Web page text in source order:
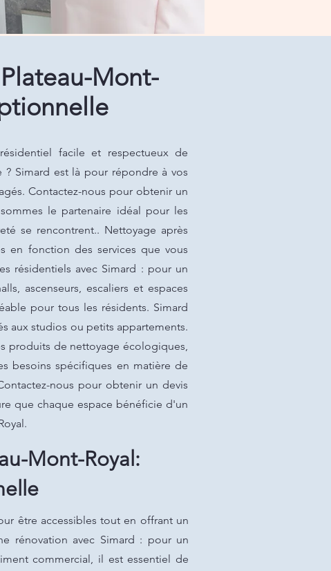
Mont-
facile et respectueux de
Simard est là pour répondre à vos
Contactez-nous pour obtenir un
le partenaire idéal pour les
se rencontrent.. Nettoyage après
en fonction des services que vous
résidentiels avec Simard : pour un
ascenseurs, escaliers et espaces
pour tous les résidents. Simard
aux studios ou petits appartements.
produits de nettoyage écologiques,
besoins spécifiques en matière de
nous pour obtenir un devis
que chaque espace bénéficie d'un
Mont-Royal:
être accessibles tout en offrant un
rénovation avec Simard : pour un
commercial, il est essentiel de